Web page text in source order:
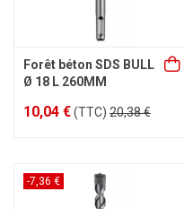
Forêt béton SDS BULL
Ø 18 L 260MM
10,04 €(TTC) 20,38 €
-7,36 €